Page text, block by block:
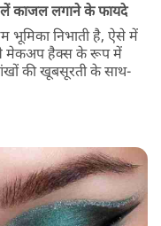
लें काजल लगाने के फायदे
निभाती है, ऐसे में
मेकअप हैक्स के रूप में
की खूबसूरती के साथ-